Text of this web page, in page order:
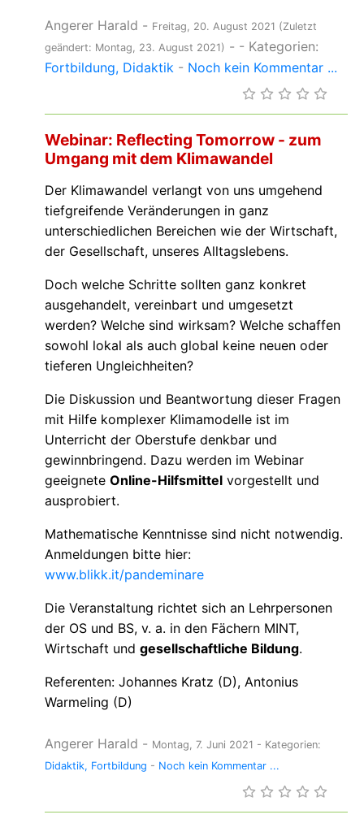
Angerer Harald - Freitag, 20. August 2021 (Zuletzt
geändert: Montag, 23. August 2021) - - Kategorien:
Fortbildung Didaktik - Noch kein Kommentar ...
Webinar: Reflecting Tomorrow - zum
Umgang mit dem Klimawandel
Der Klimawandel verlangt von uns umgehend
tiefgreifende Veränderungen in ganz
unterschiedlichen Bereichen wie der Wirtschaft,
der Gesellschaft, unseres Alltagslebens.
Doch welche Schritte sollten ganz konkret
ausgehandelt, vereinbart und umgesetzt
werden? Welche sind wirksam? Welche schaffen
sowohl lokal als auch global keine neuen oder
tieferen Ungleichheiten?
Die Diskussion und Beantwortung dieser Fragen
mit Hilfe komplexer Klimamodelle ist im
Unterricht der Oberstufe denkbar und
gewinnbringend. Dazu werden im Webinar
geeignete Online-Hilfsmittel vorgestellt und
ausprobiert.
Mathematische Kenntnisse sind nicht notwendig.
Anmeldungen bitte hier:
www.blikk.it/pandeminare
Die Veranstaltung richtet sich an Lehrpersonen
der OS und BS, v. a. in den Fächern MINT,
Wirtschaft und gesellschaftliche Bildung.
Referenten: Johannes Kratz (D), Antonius
Warmeling (D)
Angerer Harald - Montag, 7. Juni 2021 - Kategorien:
Didaktik Fortbildung - Noch kein Kommentar ...